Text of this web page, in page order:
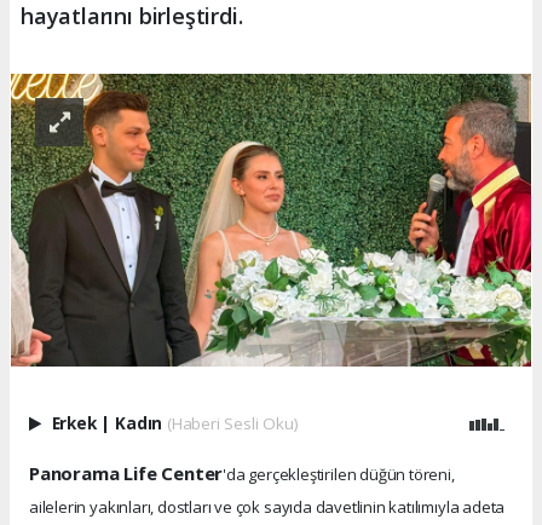
hayatlarını birleştirdi.
Erkek | Kadın (Haberi Sesli Oku)
Panorama Life Center'da gerçekleştirilen düğün töreni,
ailelerin yakınları, dostları ve çok sayıda davetlinin katılımıyla adeta